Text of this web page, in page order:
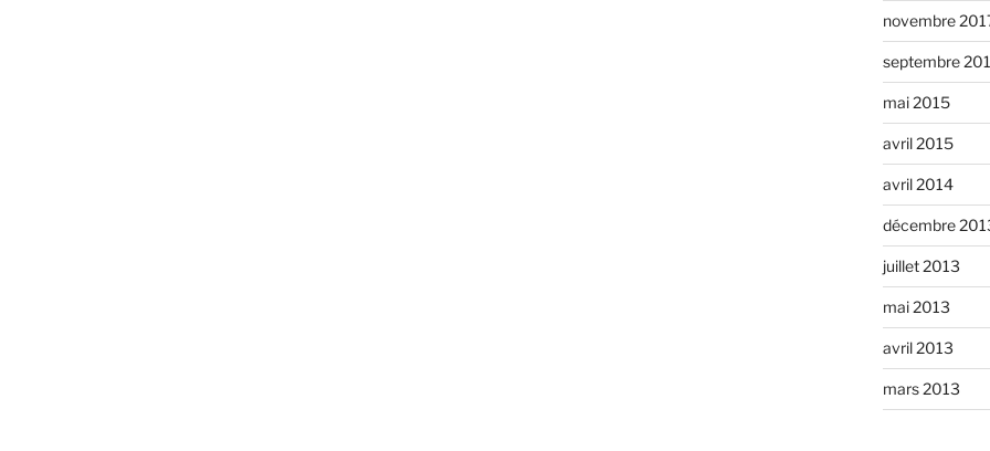
novembre
septembre
mai 2015
avril 2015
avril 2014
décembre
juillet 2013
mai 2013
avril 2013
mars 2013